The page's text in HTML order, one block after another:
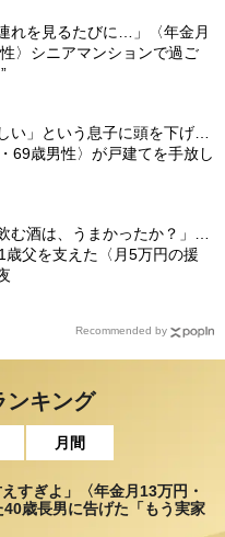
れを見るたびに…」〈年金月
〉シニアマンションで過ご
い」という息子に頭を下げ…
69歳男性〉が戸建てを手放し
む酒は、うまかったか？」…
歳父を支えた〈月5万円の援
Recommended by
ンキング
月間
えすぎよ」〈年金月13万円・
歳長男に告げた「もう実家